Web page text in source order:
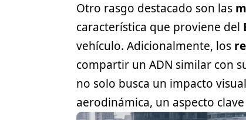
Otro rasgo destacado son las
característica que proviene del
vehículo. Adicionalmente, los
compartir un ADN similar con
no solo busca un impacto
aerodinámica, un aspecto